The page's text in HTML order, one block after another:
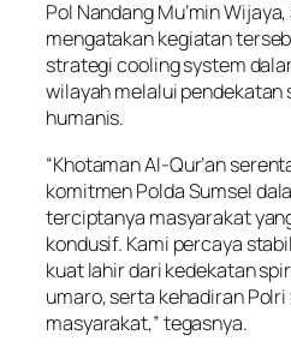
Pol Nandang Mu’min Wijaya,
mengatakan kegiatan
strategi cooling system
wilayah melalui pendekatan
humanis.
“Khotaman Al-Qur’an
komitmen Polda Sumsel
terciptanya masyarakat
kondusif. Kami percaya
kuat lahir dari kedekatan
umaro, serta kehadiran
masyarakat,” tegasnya.